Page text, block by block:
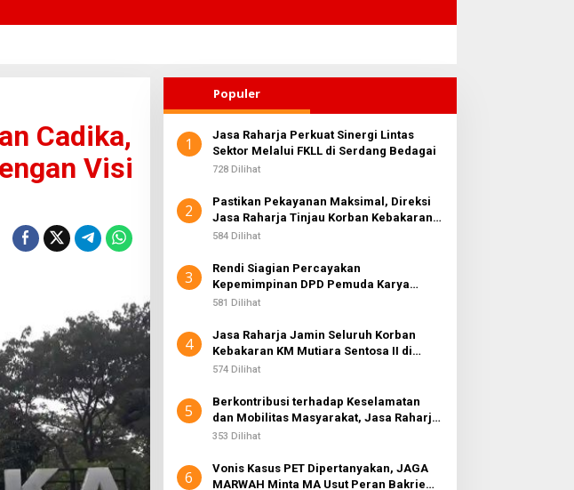
Cadika,
Visi
Populer
1
Jasa Raharja Perkuat Sinergi Lintas
Sektor Melalui FKLL di Serdang Bedagai
728 Dilihat
2
Pastikan Pekayanan Maksimal, Direksi
Jasa Raharja Tinjau Korban Kebakaran
KM Mutiara Sentosa II
584 Dilihat
3
Rendi Siagian Percayakan
Kepemimpinan DPD Pemuda Karya
Nasional Kota Medan kepada Josef
581 Dilihat
4
Jasa Raharja Jamin Seluruh Korban
Kebakaran KM Mutiara Sentosa II di
Perairan Sumenep
574 Dilihat
5
Berkontribusi terhadap Keselamatan
dan Mobilitas Masyarakat, Jasa Raharja
Raih Penghargaan di Ajang Transportasi
353 Dilihat
6
Vonis Kasus PET Dipertanyakan, JAGA
MARWAH Minta MA Usut Peran Bakrie